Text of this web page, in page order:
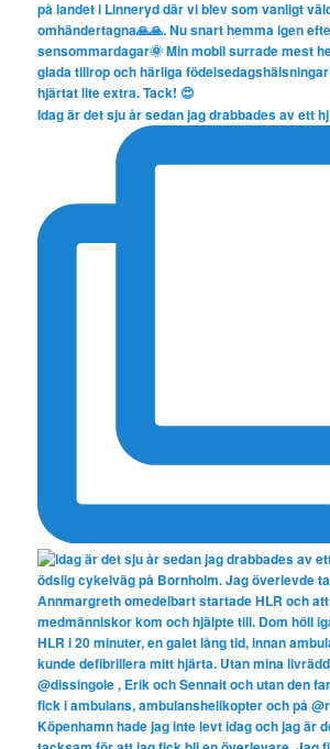
Idag är det sju år sedan jag drabbades av ett hj